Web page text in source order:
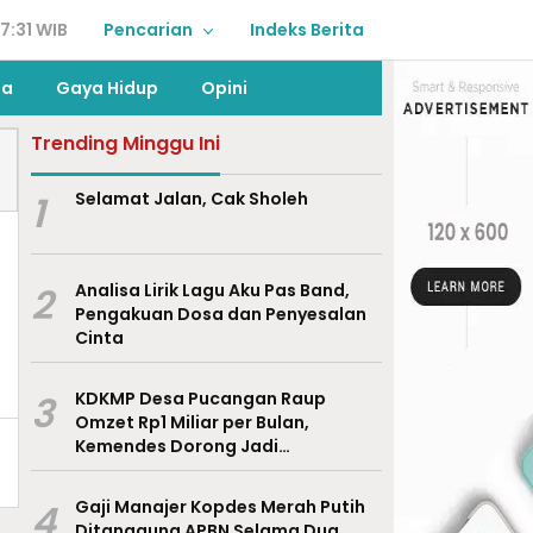
WIB Pencarian Indeks Berita
Gaya Hidup Opini
Trending Minggu Ini
1 Selamat Jalan, Cak Sholeh
2
Analisa Lirik Lagu Aku Pas Band,
Pengakuan Dosa dan Penyesalan
Cinta
3
KDKMP Desa Pucangan Raup
Omzet Rp1 Miliar per Bulan,
Kemendes Dorong Jadi
Percontohan Nasional
4
Gaji Manajer Kopdes Merah Putih